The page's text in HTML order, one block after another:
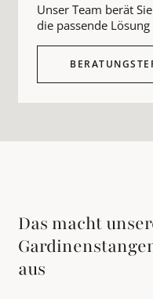
Unser Team berät
die passende
Das macht
aus